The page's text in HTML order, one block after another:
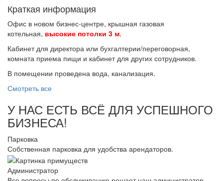
Краткая информация
Офис в новом бизнес-центре, крышная газовая
котельная, высокие потолки 3 м.
Кабинет для директора или бухгалтерии/переговорная,
комната приема пищи и кабинет для других сотрудников.
В помещении проведена вода, канализация.
Смотреть все
У НАС ЕСТЬ ВСЁ ДЛЯ УСПЕШНОГО
БИЗНЕСА!
Парковка
Собственная парковка для удобства арендаторов.
Администратор